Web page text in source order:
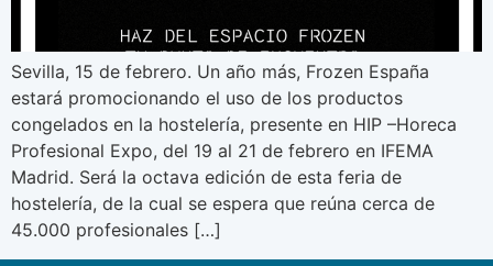
Sevilla, 15 de febrero. Un año más, Frozen España
estará promocionando el uso de los productos
congelados en la hostelería, presente en HIP –Horeca
Profesional Expo, del 19 al 21 de febrero en IFEMA
Madrid. Será la octava edición de esta feria de
hostelería, de la cual se espera que reúna cerca de
45.000 profesionales […]